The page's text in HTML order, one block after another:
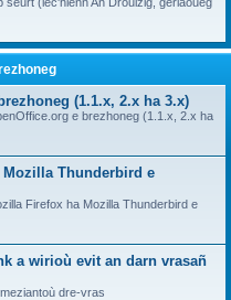
(1.1.x, 2.x ha 3.x)
e brezhoneg (1.1.x, 2.x ha
Thunderbird e
Firefox ha Mozilla Thunderbird e
a wirioù evit an darn vrasañ
dre-vras